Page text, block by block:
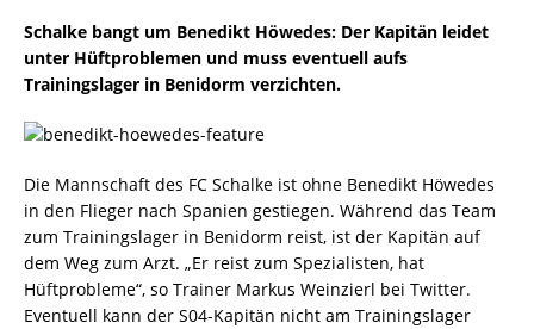
Schalke bangt um Benedikt Höwedes: Der Kapitän leidet
unter Hüftproblemen und muss eventuell aufs
Trainingslager in Benidorm verzichten.
Die Mannschaft des FC Schalke ist ohne Benedikt Höwedes
in den Flieger nach Spanien gestiegen. Während das Team
zum Trainingslager in Benidorm reist, ist der Kapitän auf
dem Weg zum Arzt. „Er reist zum Spezialisten, hat
Hüftprobleme“, so Trainer Markus Weinzierl bei Twitter.
Eventuell kann der S04-Kapitän nicht am Trainingslager